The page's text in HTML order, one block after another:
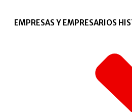
EMPRESAS Y EMPRESARIOS